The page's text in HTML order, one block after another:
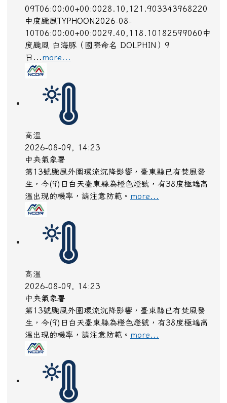
09T06:00:00+00:0028.10,121.903343968220
中度颱風TYPHOON2026-08-
10T06:00:00+00:0029.40,118.10182599060中
度颱風 白海豚（國際命名 DOLPHIN）9
日...more...
高溫
2026-08-09, 14:23
中央氣象署
第13號颱風外圍環流沉降影響，臺東縣已有焚風發
生，今(9)日白天臺東縣為橙色燈號，有38度極端高
溫出現的機率，請注意防範。 more...
高溫
2026-08-09, 14:23
中央氣象署
第13號颱風外圍環流沉降影響，臺東縣已有焚風發
生，今(9)日白天臺東縣為橙色燈號，有38度極端高
溫出現的機率，請注意防範。 more...